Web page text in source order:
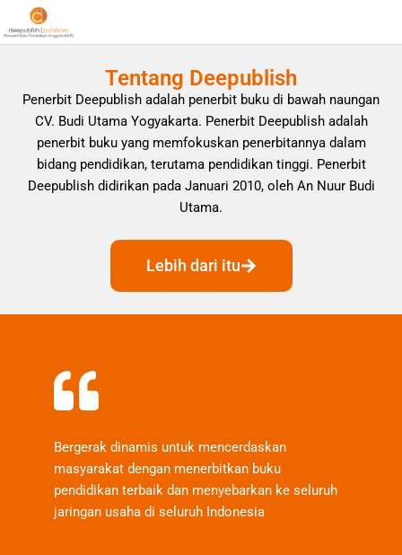
Tentang Deepublish
Penerbit Deepublish adalah penerbit buku di bawah naungan
CV. Budi Utama Yogyakarta. Penerbit Deepublish adalah
penerbit buku yang memfokuskan penerbitannya dalam
bidang pendidikan, terutama pendidikan tinggi. Penerbit
Deepublish didirikan pada Januari 2010, oleh An Nuur Budi
Utama.
Lebih dari itu
Bergerak dinamis untuk mencerdaskan
masyarakat dengan menerbitkan buku
pendidikan terbaik dan menyebarkan ke seluruh
jaringan usaha di seluruh Indonesia